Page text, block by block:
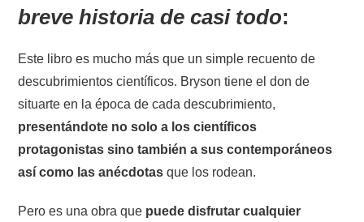
breve historia de casi todo:
Este libro es mucho más que un simple recuento de
descubrimientos científicos. Bryson tiene el don de
situarte en la época de cada descubrimiento,
presentándote no solo a los científicos
protagonistas sino también a sus contemporáneos
así como las anécdotasque los rodean.
Pero es una obra que puede disfrutar cualquier